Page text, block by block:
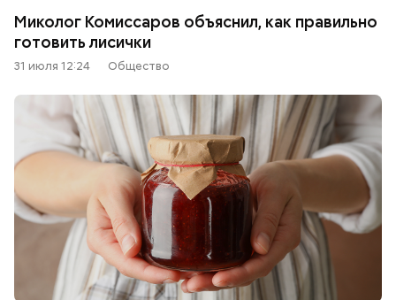
Миколог Комиссаров объяснил, как правильно
готовить лисички
31 июля 12:24 Общество